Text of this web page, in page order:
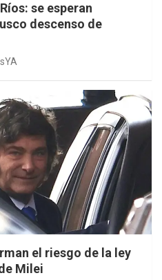
se esperan
descenso de
el riesgo de la ley
Milei